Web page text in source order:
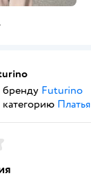
бренду Futurino
Платья